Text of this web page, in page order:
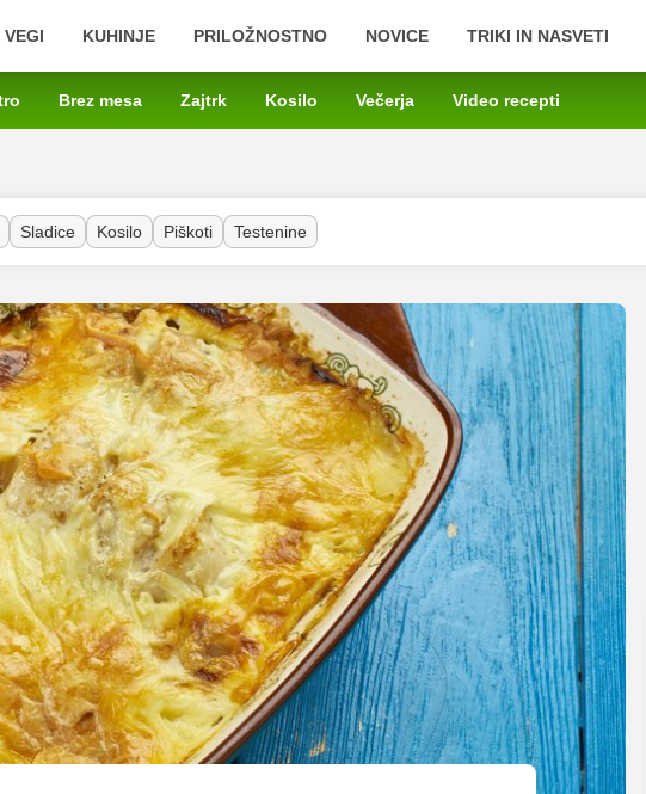
KUHINJE PRILOŽNOSTNO NOVICE TRIKI IN NASVETI
Brez mesa Zajtrk Kosilo Večerja Video recepti
Sladice Kosilo Piškoti Testenine